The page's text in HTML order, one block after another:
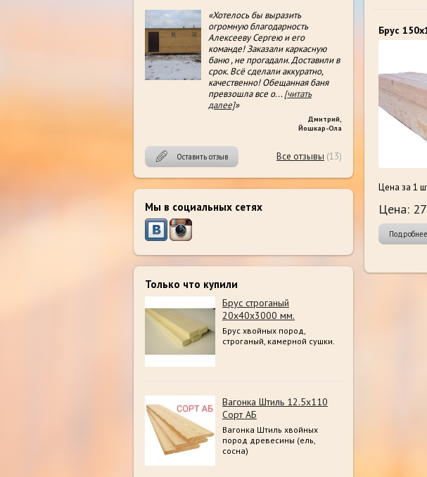
«Хотелось бы выразить
огромную благодарность
Алексееву Сергею и его
команде! Заказали каркасную
баню , не прогадали. Доставили в
срок. Всё сделали аккуратно,
качественно! Обещанная баня
превзошла все о...[читать
далее]»
Дмитрий
Йошкар-Ола
Оставить отзыв Все отзывы (13)
Мы в социальных сетях
Только что купили
Брус строганый
20х40х3000 мм.
Брус хвойных пород,
строганый, камерной сушки.
Вагонка Штиль 12.5х110
Сорт АБ
Вагонка Штиль хвойных
пород древесины (ель,
сосна)
Брус
Цена за 1
Цена:
Подробнее